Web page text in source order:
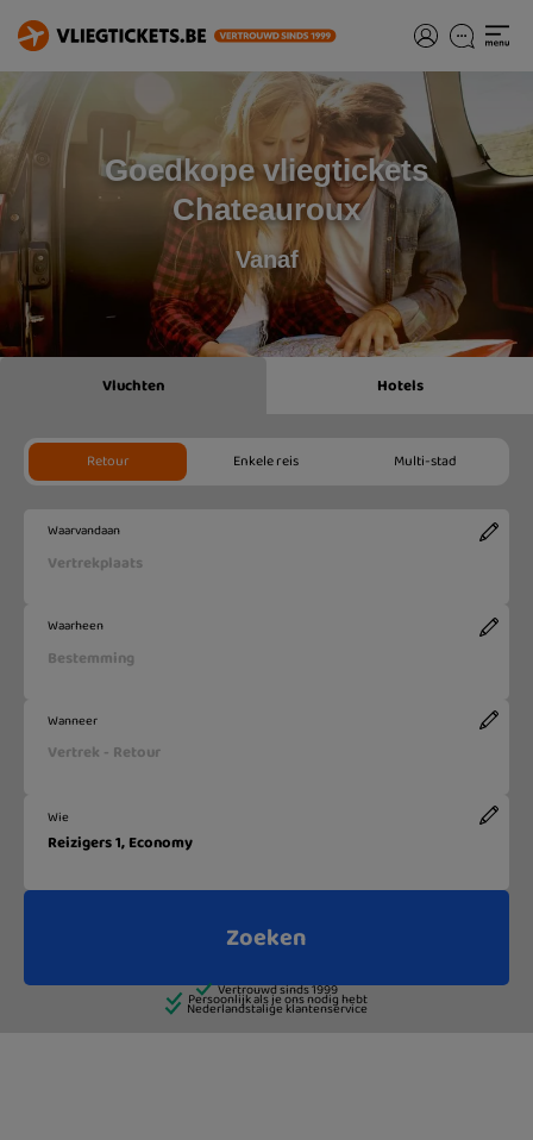
Goedkope vliegtickets
Chateauroux
Vanaf